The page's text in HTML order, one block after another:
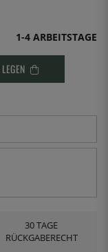
1-4 ARBEITSTAGE
30 TAGE
RÜCKGABERECHT